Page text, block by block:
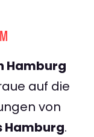
Hamburg
auf die
von
Hamburg.